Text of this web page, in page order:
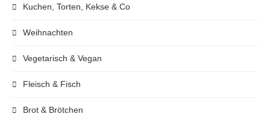
Kuchen, Torten, Kekse & Co
Weihnachten
Vegetarisch & Vegan
Fleisch & Fisch
Brot & Brötchen